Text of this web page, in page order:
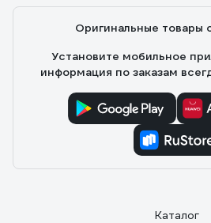
Оригинальные товары
Установите мобильное
информация по заказам
Каталог